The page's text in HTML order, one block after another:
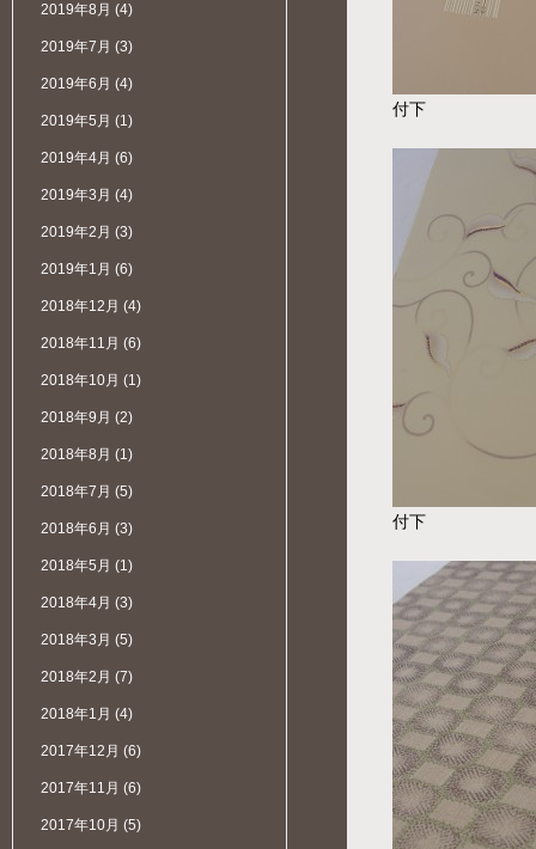
2019年8月 (4)
2019年7月 (3)
2019年6月 (4)
2019年5月 (1)
2019年4月 (6)
2019年3月 (4)
2019年2月 (3)
2019年1月 (6)
2018年12月 (4)
2018年11月 (6)
2018年10月 (1)
2018年9月 (2)
2018年8月 (1)
2018年7月 (5)
2018年6月 (3)
2018年5月 (1)
2018年4月 (3)
2018年3月 (5)
2018年2月 (7)
2018年1月 (4)
2017年12月 (6)
2017年11月 (6)
2017年10月 (5)
付下
付下